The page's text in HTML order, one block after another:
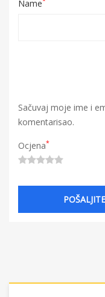
Name
Sačuvaj moje ime i
komentarisao.
Ocjena*